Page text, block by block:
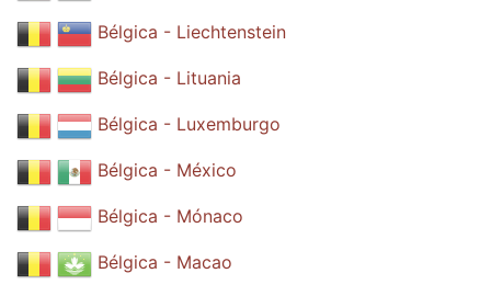
Bélgica - Liechtenstein
Bélgica - Lituania
Bélgica - Luxemburgo
Bélgica - México
Bélgica - Mónaco
Bélgica - Macao